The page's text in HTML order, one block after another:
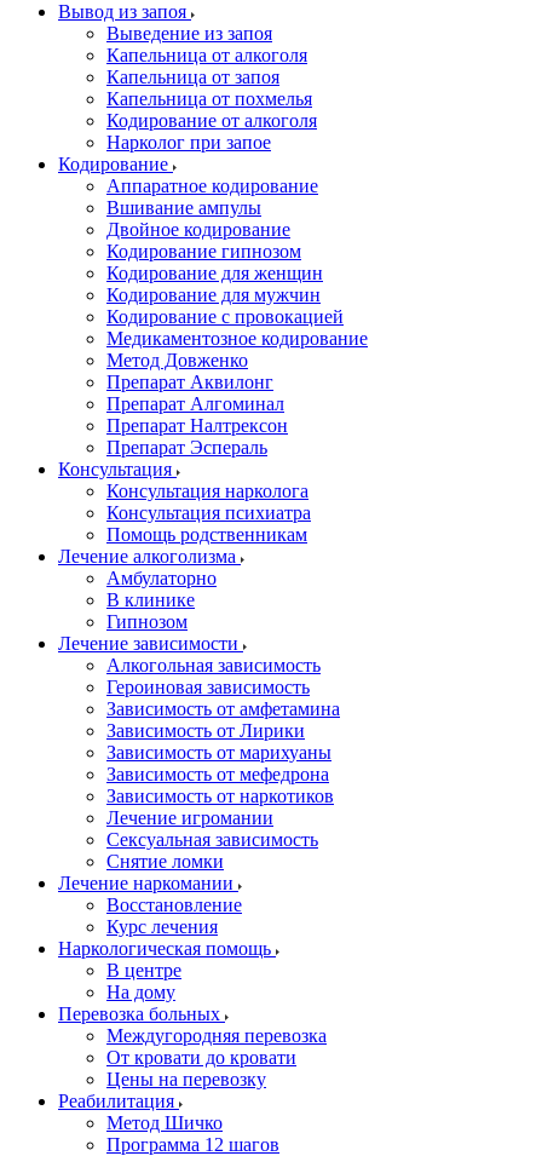
Вывод из запоя
Выведение из запоя
Капельница от алкоголя
Капельница от запоя
Капельница от похмелья
Кодирование от алкоголя
Нарколог при запое
Кодирование
Аппаратное кодирование
Вшивание ампулы
Двойное кодирование
Кодирование гипнозом
Кодирование для женщин
Кодирование для мужчин
Кодирование с провокацией
Медикаментозное кодирование
Метод Довженко
Препарат Аквилонг
Препарат Алгоминал
Препарат Налтрексон
Препарат Эспераль
Консультация
Консультация нарколога
Консультация психиатра
Помощь родственникам
Лечение алкоголизма
Амбулаторно
В клинике
Гипнозом
Лечение зависимости
Алкогольная зависимость
Героиновая зависимость
Зависимость от амфетамина
Зависимость от Лирики
Зависимость от марихуаны
Зависимость от мефедрона
Зависимость от наркотиков
Лечение игромании
Сексуальная зависимость
Снятие ломки
Лечение наркомании
Восстановление
Курс лечения
Наркологическая помощь
В центре
На дому
Перевозка больных
Междугородняя перевозка
От кровати до кровати
Цены на перевозку
Реабилитация
Метод Шичко
Программа 12 шагов